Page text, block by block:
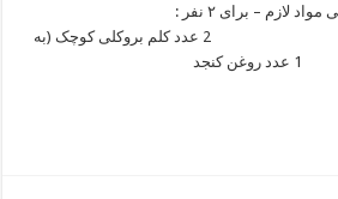
فتوچینی با قارچ و کلم بروکلی مواد لازم – برای ۲ نفر :
فتوچینیآشیانه‌ای 2 عدد کلم بروکلی کوچک (به
گل‌های کوچک خرد شده) 1 عدد روغن کنجد